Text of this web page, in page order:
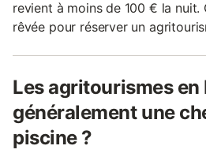
revient à moins de 100 € la
rêvée pour réserver un
Les agritourismes
généralement une
piscine ?